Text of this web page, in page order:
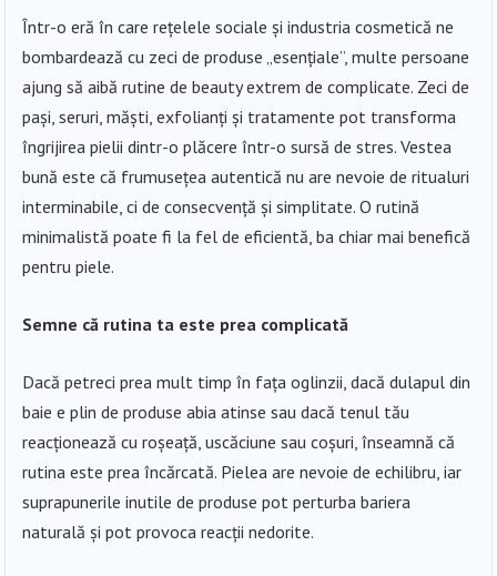
Într-o eră în care rețelele sociale și industria cosmetică ne
bombardează cu zeci de produse „esențiale”, multe persoane
ajung să aibă rutine de beauty extrem de complicate. Zeci de
pași, seruri, măști, exfolianți și tratamente pot transforma
îngrijirea pielii dintr-o plăcere într-o sursă de stres. Vestea
bună este că frumusețea autentică nu are nevoie de ritualuri
interminabile, ci de consecvență și simplitate. O rutină
minimalistă poate fi la fel de eficientă, ba chiar mai benefică
pentru piele.
Semne că rutina ta este prea complicată
Dacă petreci prea mult timp în fața oglinzii, dacă dulapul din
baie e plin de produse abia atinse sau dacă tenul tău
reacționează cu roșeață, uscăciune sau coșuri, înseamnă că
rutina este prea încărcată. Pielea are nevoie de echilibru, iar
suprapunerile inutile de produse pot perturba bariera
naturală și pot provoca reacții nedorite.